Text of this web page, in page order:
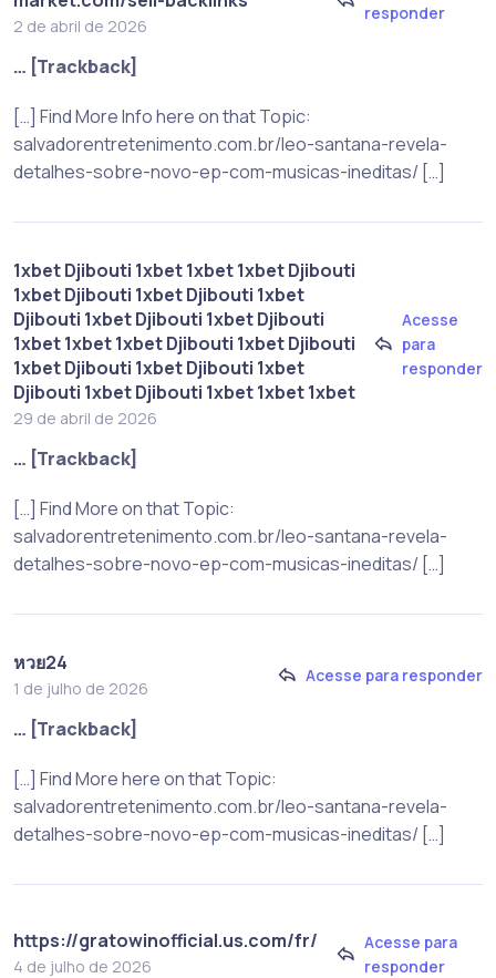
2 de abril de 2026
responder
… [Trackback]
[…] Find More Info here on that Topic:
salvadorentretenimento.com.br/leo-santana-revela-
detalhes-sobre-novo-ep-com-musicas-ineditas/ […]
1xbet Djibouti 1xbet 1xbet 1xbet Djibouti
1xbet Djibouti 1xbet Djibouti 1xbet
Djibouti 1xbet Djibouti 1xbet Djibouti
1xbet 1xbet 1xbet Djibouti 1xbet Djibouti
1xbet Djibouti 1xbet Djibouti 1xbet
Djibouti 1xbet Djibouti 1xbet 1xbet 1xbet
29 de abril de 2026
Acesse
para
responder
… [Trackback]
[…] Find More on that Topic:
salvadorentretenimento.com.br/leo-santana-revela-
detalhes-sobre-novo-ep-com-musicas-ineditas/ […]
หวย24
1 de julho de 2026
Acesse para responder
… [Trackback]
[…] Find More here on that Topic:
salvadorentretenimento.com.br/leo-santana-revela-
detalhes-sobre-novo-ep-com-musicas-ineditas/ […]
https://gratowinofficial.us.com/fr/
4 de julho de 2026
Acesse para
responder